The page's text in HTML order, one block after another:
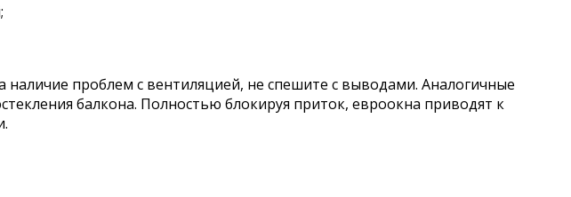
проблем с вентиляцией, не спешите с выводами. Аналогичные
балкона. Полностью блокируя приток, евроокна приводят к